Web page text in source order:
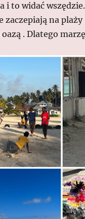
i to widać
zaczepiają na
. Dlatego